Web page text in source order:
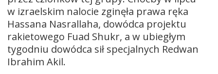
w izraelskim nalocie zginęła prawa ręka
Hassana Nasrallaha, dowódca projektu
rakietowego Fuad Shukr, a w ubiegłym
tygodniu dowódca sił specjalnych Redwan
Ibrahim Akil.